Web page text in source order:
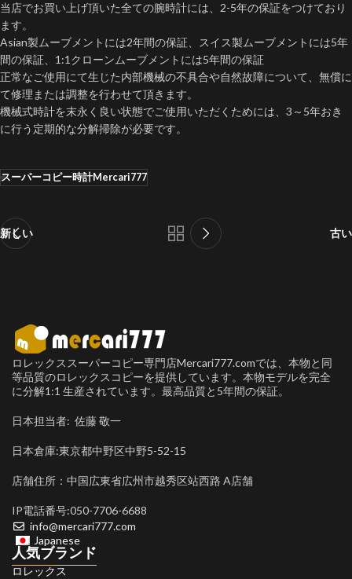
当店でお買い上げ頂いた全ての腕時計には、2-5年の保証をつけており
ます。
Asian製ムーブメントには2年間の保証、スイス製ムーブメントには5年
間の保証、1:1クローンムーブメントには5年間の保証
正常なご使用にて生じた内部機械の不具合や自然故障について、無償に
て修理または調整を行わせて頂きます。
機械式時計を末永く良い状態でご使用いただくためには、3～5年おき
に行う定期的な分解掃除が必要です。
スーパーコピー時計Mercari777
新しい 古い
ロレックススーパーコピー専門店Mercari777.comでは、本物と同
等品質のロレックスコピーを提供しています。本物モデルを完全
に分解1:1 生産されています。最高品質と5年間の保証。
日本担当者: 佐藤 敬一
日本倉庫:東京都中野区中野5-52-15
店舗住所：中国広東省広州市越秀区站西路 A店舗
IP電話番号:050-7706-6688
info@mercari777.com
Japanese
人気ブランド
ロレックス